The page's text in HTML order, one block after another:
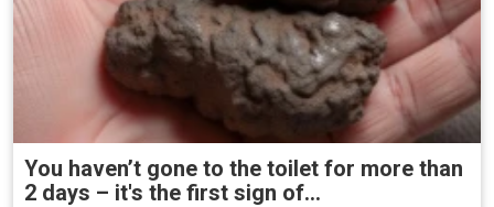
You haven’t gone to the toilet for more than
2 days – it's the first sign of...